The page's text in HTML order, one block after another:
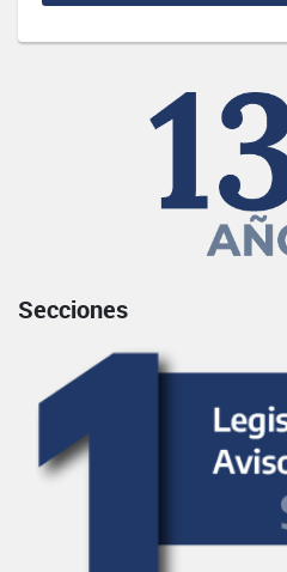
Secciones